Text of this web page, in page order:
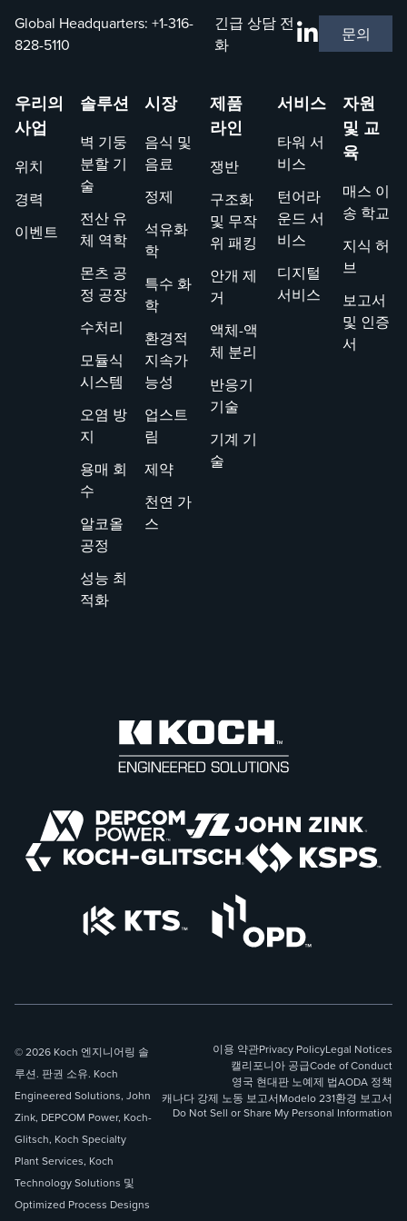
Global Headquarters: +1-316-
828-5110
긴급 상담 전
화
문의
우리의
사업
위치
경력
이벤트
솔루션
벽 기둥
분할 기
술
전산 유
체 역학
몬츠 공
정 공장
수처리
모듈식
시스템
오염 방
지
용매 회
수
알코올
공정
성능 최
적화
시장
음식 및
음료
정제
석유화
학
특수 화
학
환경적
지속가
능성
업스트
림
제약
천연 가
스
제품
라인
쟁반
구조화
및 무작
위 패킹
안개 제
거
액체-액
체 분리
반응기
기술
기계 기
술
서비스
타워 서
비스
턴어라
운드 서
비스
디지털
서비스
자원
및 교
육
매스 이
송 학교
지식 허
브
보고서
및 인증
서
© 2026 Koch 엔지니어링 솔
루션. 판권 소유. Koch
Engineered Solutions, John
Zink, DEPCOM Power, Koch-
Glitsch, Koch Specialty
Plant Services, Koch
Technology Solutions 및
Optimized Process Designs
이용 약관Privacy PolicyLegal Notices
캘리포니아 공급Code of Conduct
영국 현대판 노예제 법AODA 정책
캐나다 강제 노동 보고서Modelo 231환경 보고서
Do Not Sell or Share My Personal Information